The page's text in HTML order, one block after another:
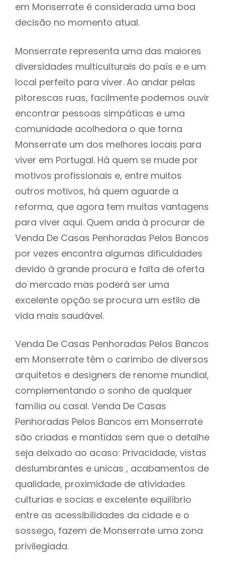
em Monserrate é considerada uma boa
decisão no momento atual.
Monserrate representa uma das maiores
diversidades multiculturais do país e e um
local perfeito para viver. Ao andar pelas
pitorescas ruas, facilmente podemos ouvir
encontrar pessoas simpáticas e uma
comunidade acolhedora o que torna
Monserrate um dos melhores locais para
viver em Portugal. Há quem se mude por
motivos profissionais e, entre muitos
outros motivos, há quem aguarde a
reforma, que agora tem muitas vantagens
para viver aqui. Quem anda à procurar de
Venda De Casas Penhoradas Pelos Bancos
por vezes encontra algumas dificuldades
devido à grande procura e falta de oferta
do mercado mas poderá ser uma
excelente opção se procura um estilo de
vida mais saudável.
Venda De Casas Penhoradas Pelos Bancos
em Monserrate têm o carimbo de diversos
arquitetos e designers de renome mundial,
complementando o sonho de qualquer
família ou casal. Venda De Casas
Penhoradas Pelos Bancos em Monserrate
são criadas e mantidas sem que o detalhe
seja deixado ao acaso: Privacidade, vistas
deslumbrantes e unicas , acabamentos de
qualidade, proximidade de atividades
culturias e socias e excelente equilíbrio
entre as acessibilidades da cidade e o
sossego, fazem de Monserrate uma zona
privilegiada.